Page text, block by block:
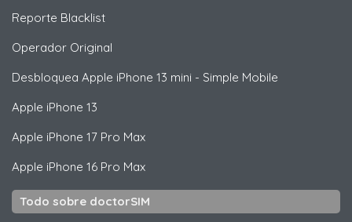
Reporte Blacklist
Operador Original
Desbloquea Apple iPhone 13 mini - Simple Mobile
Apple iPhone 13
Apple iPhone 17 Pro Max
Apple iPhone 16 Pro Max
Todo sobre doctorSIM